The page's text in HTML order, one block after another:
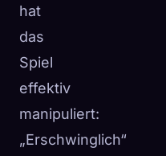
hat
das
Spiel
effektiv
manipuliert:
„Erschwinglich“